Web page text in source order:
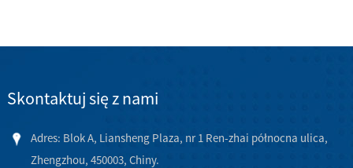
Skontaktuj się z nami
Adres: Blok A, Liansheng Plaza, nr 1 Ren-zhai północna ulica,
Zhengzhou, 450003, Chiny.